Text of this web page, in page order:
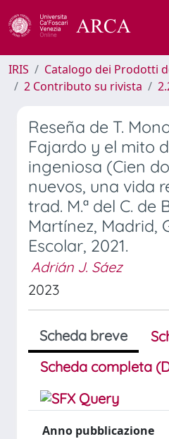
IRIS
Catalogo dei Prodotti
2 Contributo su rivista
Reseña de T.
Fajardo y el mito
ingeniosa (Cien
nuevos, una vida
trad. M.ª del C. de
Martínez, Madrid,
Escolar, 2021.
Adrián J. Sáez
2023
Scheda breve
Scheda completa
Anno pubblicazione